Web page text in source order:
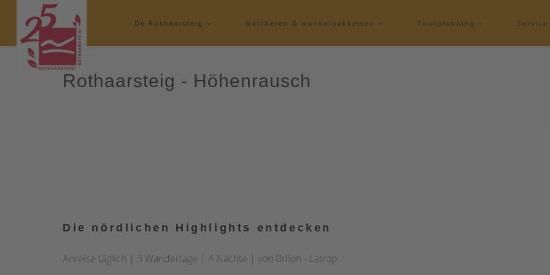
De Rothaarsteig Gastheren & wandelpakketten Tourplanning
Rothaarsteig - Höhenrausch
Die nördlichen Highl ig hts entdecken
Anreise täglich | 3 Wandertage | 4 Nächte | von Brilon - Latrop